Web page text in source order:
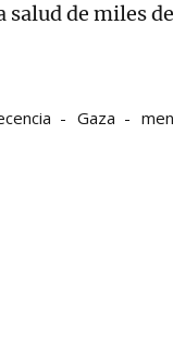
salud de miles
Gaza